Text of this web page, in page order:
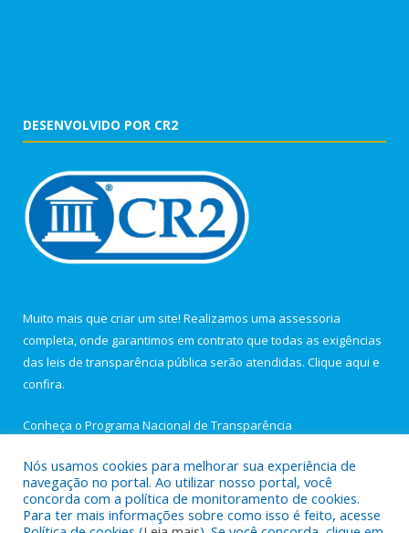
DESENVOLVIDO POR CR2
Muito mais que criar um site! Realizamos uma assessoria
completa, onde garantimos em contrato que todas as exigências
das leis de transparência pública serão atendidas. Clique aqui e
confira.
Conheça o Programa Nacional de Transparência
Todos os direitos reservados a Câmara Municipal de Igarapé-
Nós usamos cookies para melhorar sua experiência de
navegação no portal. Ao utilizar nosso portal, você
concorda com a política de monitoramento de cookies.
Para ter mais informações sobre como isso é feito, acesse